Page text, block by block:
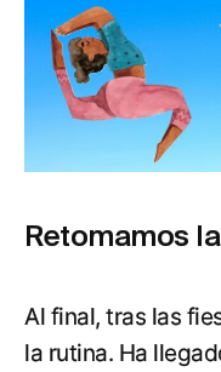
Retomamos
Al final, tras las
la rutina. Ha